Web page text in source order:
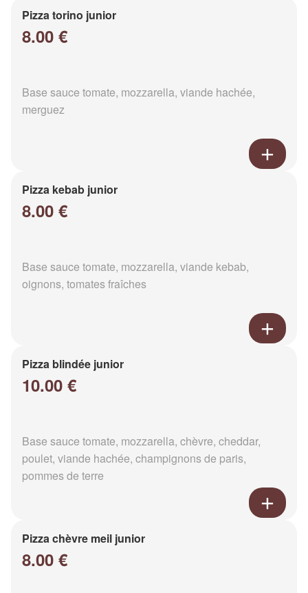
Pizza torino junior
8.00 €
Base sauce tomate, mozzarella, viande hachée,
merguez
Pizza kebab junior
8.00 €
Base sauce tomate, mozzarella, viande kebab,
oignons, tomates fraîches
Pizza blindée junior
10.00 €
Base sauce tomate, mozzarella, chèvre, cheddar,
poulet, viande hachée, champignons de paris,
pommes de terre
Pizza chèvre meil junior
8.00 €